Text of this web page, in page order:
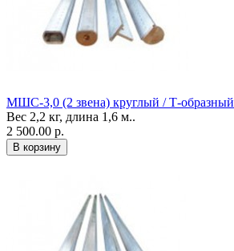
МШС-3,0 (2 звена) круглый / Т-образный
Вес 2,2 кг, длина 1,6 м..
2 500.00 р.